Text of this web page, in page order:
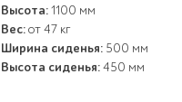
Высота:1100 мм
Вес:от 47 кг
Ширина сиденья: 500 мм
Высота сиденья:450 мм